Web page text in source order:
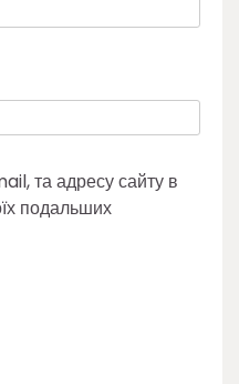
та адресу сайту в
подальших